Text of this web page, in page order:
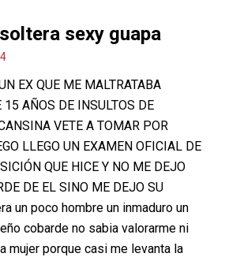
sexy guapa
EX QUE ME MALTRATABA
15 AÑOS DE INSULTOS DE
VETE A TOMAR POR
LLEGO UN EXAMEN OFICIAL DE
QUE HICE Y NO ME DEJO
DE EL SINO ME DEJO SU
un poco hombre un inmaduro un
cobarde no sabia valorarme ni
mujer porque casi me levanta la